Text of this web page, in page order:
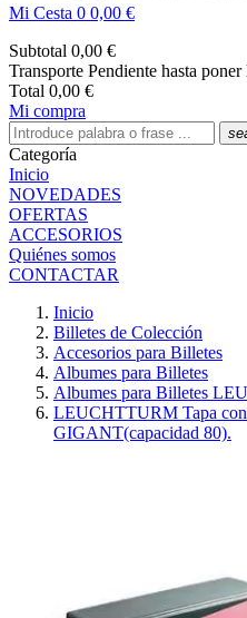
Mi Cesta 0 0,00 €
Subtotal 0,00 €
Transporte Pendiente hasta
Total 0,00 €
Mi compra
Categoría
Inicio
NOVEDADES
OFERTAS
ACCESORIOS
Quiénes somos
CONTACTAR
Inicio
Billetes de Colección
Accesorios para Billetes
Albumes para Billetes
Albumes para Billetes
LEUCHTTURM Tapa
GIGANT(capacidad 80).